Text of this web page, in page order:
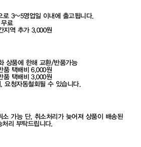
로 3~5영업일 이내에 출고됩니다.
료
지역 추가 3,000원
상품에 한해 교환/반품가능
품 택배비 6,000원
품 택배비 3,000원
청자동철회될 수 있습니다.
가능 단, 취소처리가 늦어져 상품이 배송된
리 부탁드립니다.